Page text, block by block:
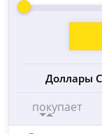
Доллары
покупает